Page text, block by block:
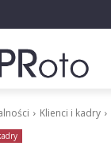
Klienci i kadry